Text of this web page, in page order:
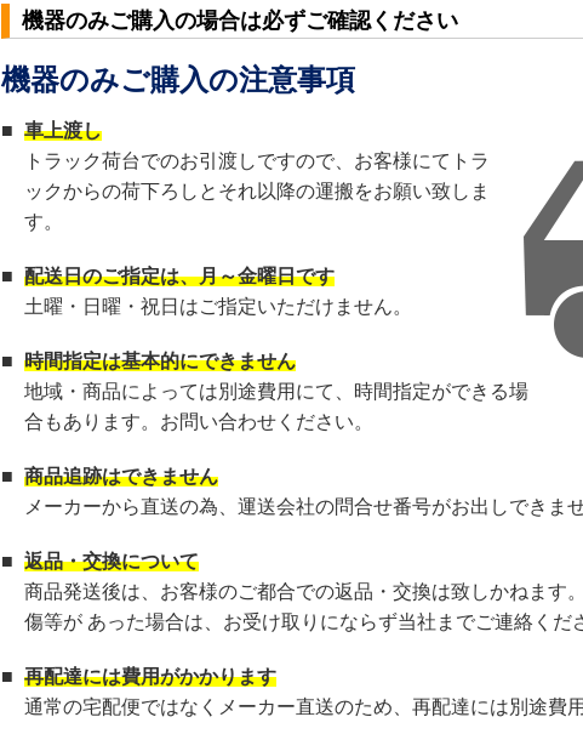
機器のみご購入の場合は必ずご確認ください
機器のみご購入の注意事項
■ 車上渡し
トラック荷台でのお引渡しですので、お客様にてトラ
ックからの荷下ろしとそれ以降の運搬をお願い致しま
す。
■ 配送日のご指定は、月～金曜日です
土曜・日曜・祝日はご指定いただけません。
■ 時間指定は基本的にできません
地域・商品によっては別途費用にて、時間指定ができる場
合もあります。お問い合わせください。
■ 商品追跡はできません
メーカーから直送の為、運送会社の問合せ番号がお出しできませ
■ 返品・交換について
商品発送後は、お客様のご都合での返品・交換は致しかねます
傷等が あった場合は、お受け取りにならず当社までご連絡くだ
■ 再配達には費用がかかります
通常の宅配便ではなくメーカー直送のため、再配達には別途費